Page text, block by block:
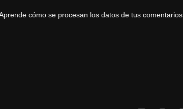
cómo se procesan los datos de tus comentarios.